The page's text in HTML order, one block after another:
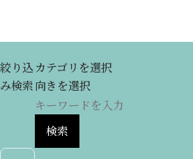
絞り込
み検索
カテゴリを選択
向きを選択
検索